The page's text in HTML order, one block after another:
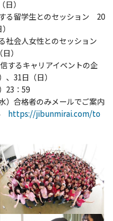
）
留学生とのセッション 20
会人女性とのセッション
）
るキャリアイベントの企
31日（日）
23：59
）合格者のみメールでご案内
https://jibunmirai.com/to